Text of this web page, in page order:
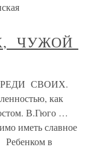
ЧУЖОЙ
СВОИХ.
как
В.Гюго …
иметь славное
в